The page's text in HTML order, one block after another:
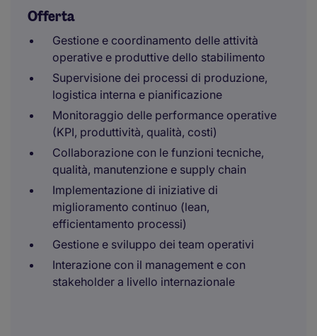
Offerta
Gestione e coordinamento delle attività
operative e produttive dello stabilimento
Supervisione dei processi di produzione,
logistica interna e pianificazione
Monitoraggio delle performance operative
(KPI, produttività, qualità, costi)
Collaborazione con le funzioni tecniche,
qualità, manutenzione e supply chain
Implementazione di iniziative di
miglioramento continuo (lean,
efficientamento processi)
Gestione e sviluppo dei team operativi
Interazione con il management e con
stakeholder a livello internazionale